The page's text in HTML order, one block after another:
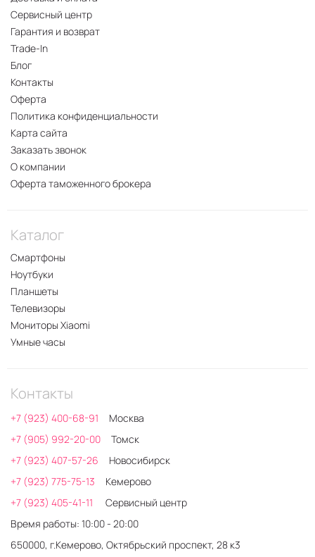
Сервисный центр
Гарантия и возврат
Trade-In
Блог
Контакты
Оферта
Политика конфиденциальности
Карта сайта
Заказать звонок
О компании
Оферта таможенного брокера
Каталог
Смартфоны
Ноутбуки
Планшеты
Телевизоры
Мониторы Xiaomi
Умные часы
Контакты
+7 (923) 400-68-91
Москва
+7 (905) 992-20-00
Томск
+7 (923) 407-57-26
Новосибирск
+7 (923) 775-75-13
Кемерово
+7 (923) 405-41-11
Сервисный центр
Время работы: 10:00 - 20:00
650000, г.Кемерово, Октябрьский проспект, 28 к3